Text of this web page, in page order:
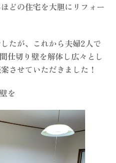
どの住宅を大胆にリフォー
たが、これから夫婦2人で
仕切り壁を解体し広々とし
させていただきました！
を